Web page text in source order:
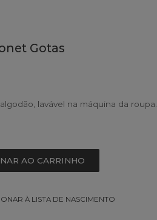
Gotas
lavável na máquina da roupa.
AO CARRINHO
À LISTA DE NASCIMENTO